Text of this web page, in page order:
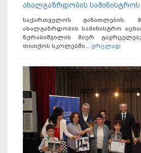
ახალგაზრდობის სამინისტროს
საქართველოს განათლების,
ახალგაზრდობის სამინისტრო
ზურაბიშვილის მიერ
თითქოს სკოლებში... ვრცლად